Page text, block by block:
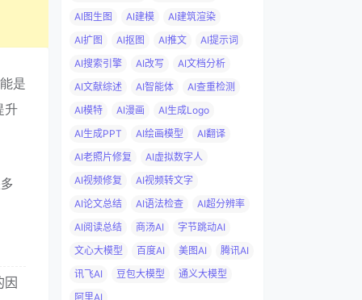
是
升
因
AI图生图
AI建模
AI建筑渲染
AI扩图
AI抠图 AI推文
AI提示词
AI搜索引擎
AI改写
AI文档分析
AI文献综述
AI智能体
AI查重检测
AI模特
AI漫画
AI生成Logo
AI生成PPT
AI绘画模型
AI翻译
AI老照片修复
AI虚拟数字人
AI视频修复
AI视频转文字
AI论文总结
AI语法检查
AI超分辨率
AI阅读总结
商汤AI
字节跳动AI
文心大模型
百度AI 美图AI
腾讯AI
讯飞AI
豆包大模型
通义大模型
阿里AI